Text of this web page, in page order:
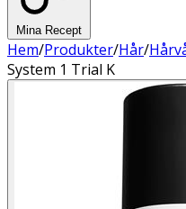
Mina Recept
Hem/Produkter/Hår/
System 1 Trial K